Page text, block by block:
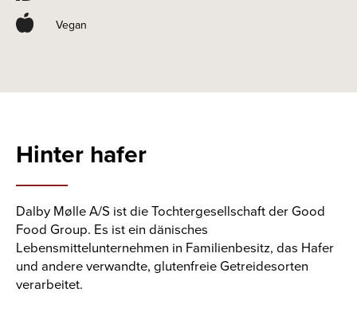
Vegan
Hinter hafer
Dalby Mølle A/S ist die Tochtergesellschaft der Good
Food Group. Es ist ein dänisches
Lebensmittelunternehmen in Familienbesitz, das Hafer
und andere verwandte, glutenfreie Getreidesorten
verarbeitet.